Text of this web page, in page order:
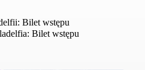
Bilet wstępu
Bilet wstępu